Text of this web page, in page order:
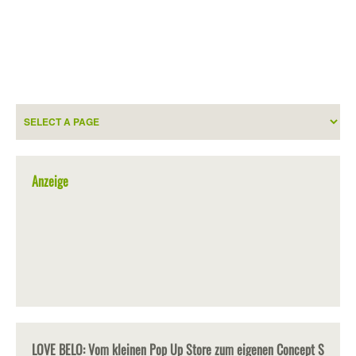
Anzeige
LOVE BELO: Vom kleinen Pop Up Store zum eigenen Concept S